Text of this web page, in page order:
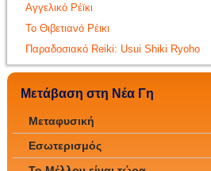
Αγγελικό Ρέϊκι
Το Θιβετιανό Ρέικι
Παραδοσιακό Reiki: Usui Shiki Ryoho
Μετάβαση στη Νέα Γη
Μεταφυσική
Εσωτερισμός